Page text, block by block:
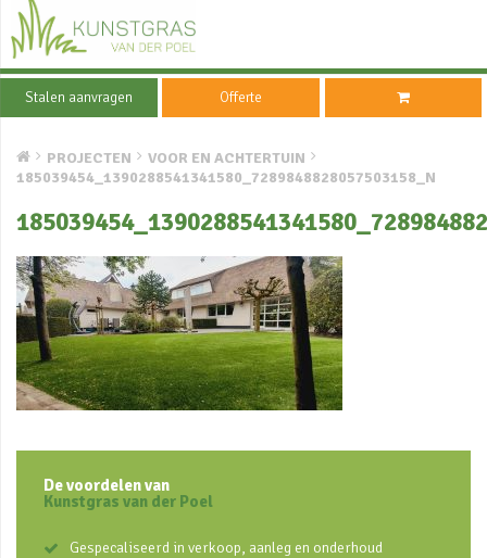
Stalen aanvragen Offerte
PROJECTEN
VOOR EN ACHTERTUIN
185039454_1390288541341580_7289848828057503158_N
De voordelen van
Kunstgras van der Poel
Gespecaliseerd in verkoop, aanleg en onderhoud